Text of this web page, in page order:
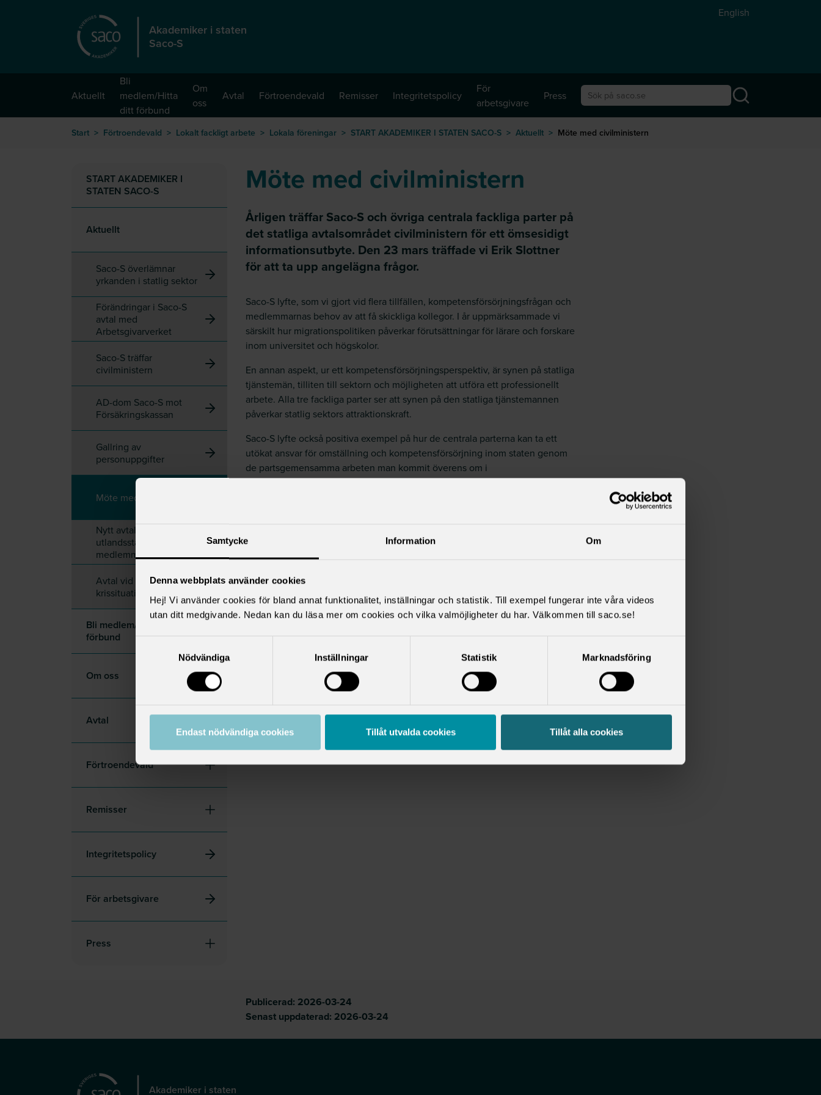
Samtycke Information Om
Denna webbplats använder cookies
Hej! Vi använder cookies för bland annat funktionalitet, inställningar och statistik. Till exempel fungerar inte våra videos
utan ditt medgivande. Nedan kan du läsa mer om cookies och vilka valmöjligheter du har. Välkommen till saco.se!
Nödvändiga
Inställningar Statistik Marknadsföring
Endast nödvändiga cookies Tillåt utvalda cookies Tillåt alla cookies
Akademiker i staten
Saco-S
English
Aktuellt
Bli
medlem/Hitta
ditt förbund
Om
oss
Avtal Förtroendevald Remisser Integritetspolicy
För
arbetsgivare
Press
Start > Förtroendevald > Lokalt fackligt arbete > Lokala föreningar > START AKADEMIKER I STATEN SACO-S > Aktuellt > Möte med civilministern
START AKADEMIKER I
STATEN SACO-S
Aktuellt
Saco-S överlämnar
yrkanden i statlig sektor
Förändringar i Saco-S
avtal med
Arbetsgivarverket
Saco-S träffar
civilministern
AD-dom Saco-S mot
Försäkringskassan
Gallring av
personuppgifter
Möte med civilministern
Nytt avtal för
utlandsstationerade
medlemmar
Avtal vid fredstida
krissituation
Bli medlem/Hitta ditt
förbund
Om oss
Avtal
Förtroendevald
Remisser
Integritetspolicy
För arbetsgivare
Press
Möte med civilministern
Årligen träffar Saco-S och övriga centrala fackliga parter på
det statliga avtalsområdet civilministern för ett ömsesidigt
informationsutbyte. Den 23 mars träffade vi Erik Slottner
för att ta upp angelägna frågor.
Saco-S lyfte, som vi gjort vid flera tillfällen, kompetensförsörjningsfrågan och
medlemmarnas behov av att få skickliga kollegor. I år uppmärksammade vi
särskilt hur migrationspolitiken påverkar förutsättningar för lärare och forskare
inom universitet och högskolor.
En annan aspekt, ur ett kompetensförsörjningsperspektiv, är synen på statliga
tjänstemän, tilliten till sektorn och möjligheten att utföra ett professionellt
arbete. Alla tre fackliga parter ser att synen på den statliga tjänstemannen
påverkar statlig sektors attraktionskraft.
Saco-S lyfte också positiva exempel på hur de centrala parterna kan ta ett
utökat ansvar för omställning och kompetensförsörjning inom staten genom
de partsgemensamma arbeten man kommit överens om i
avtalsförhandlingarna 2025.
Publicerad: 2026-03-24
Senast uppdaterad: 2026-03-24
Akademiker i staten